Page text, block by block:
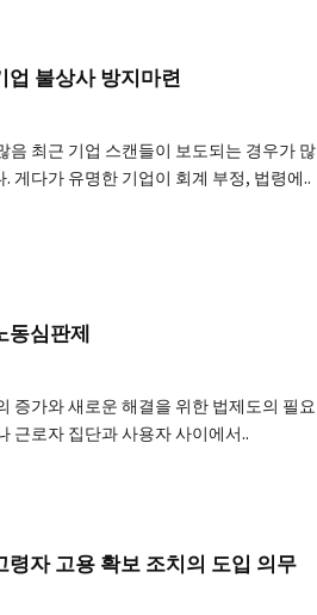
불상사 방지마련
음 최근 기업 스캔들이 보도되는 경우가 많
게다가 유명한 기업이 회계 부정, 법령에..
동심판제
증가와 새로운 해결을 위한 법제도의 필요
근로자 집단과 사용자 사이에서..
자 고용 확보 조치의 도입 의무